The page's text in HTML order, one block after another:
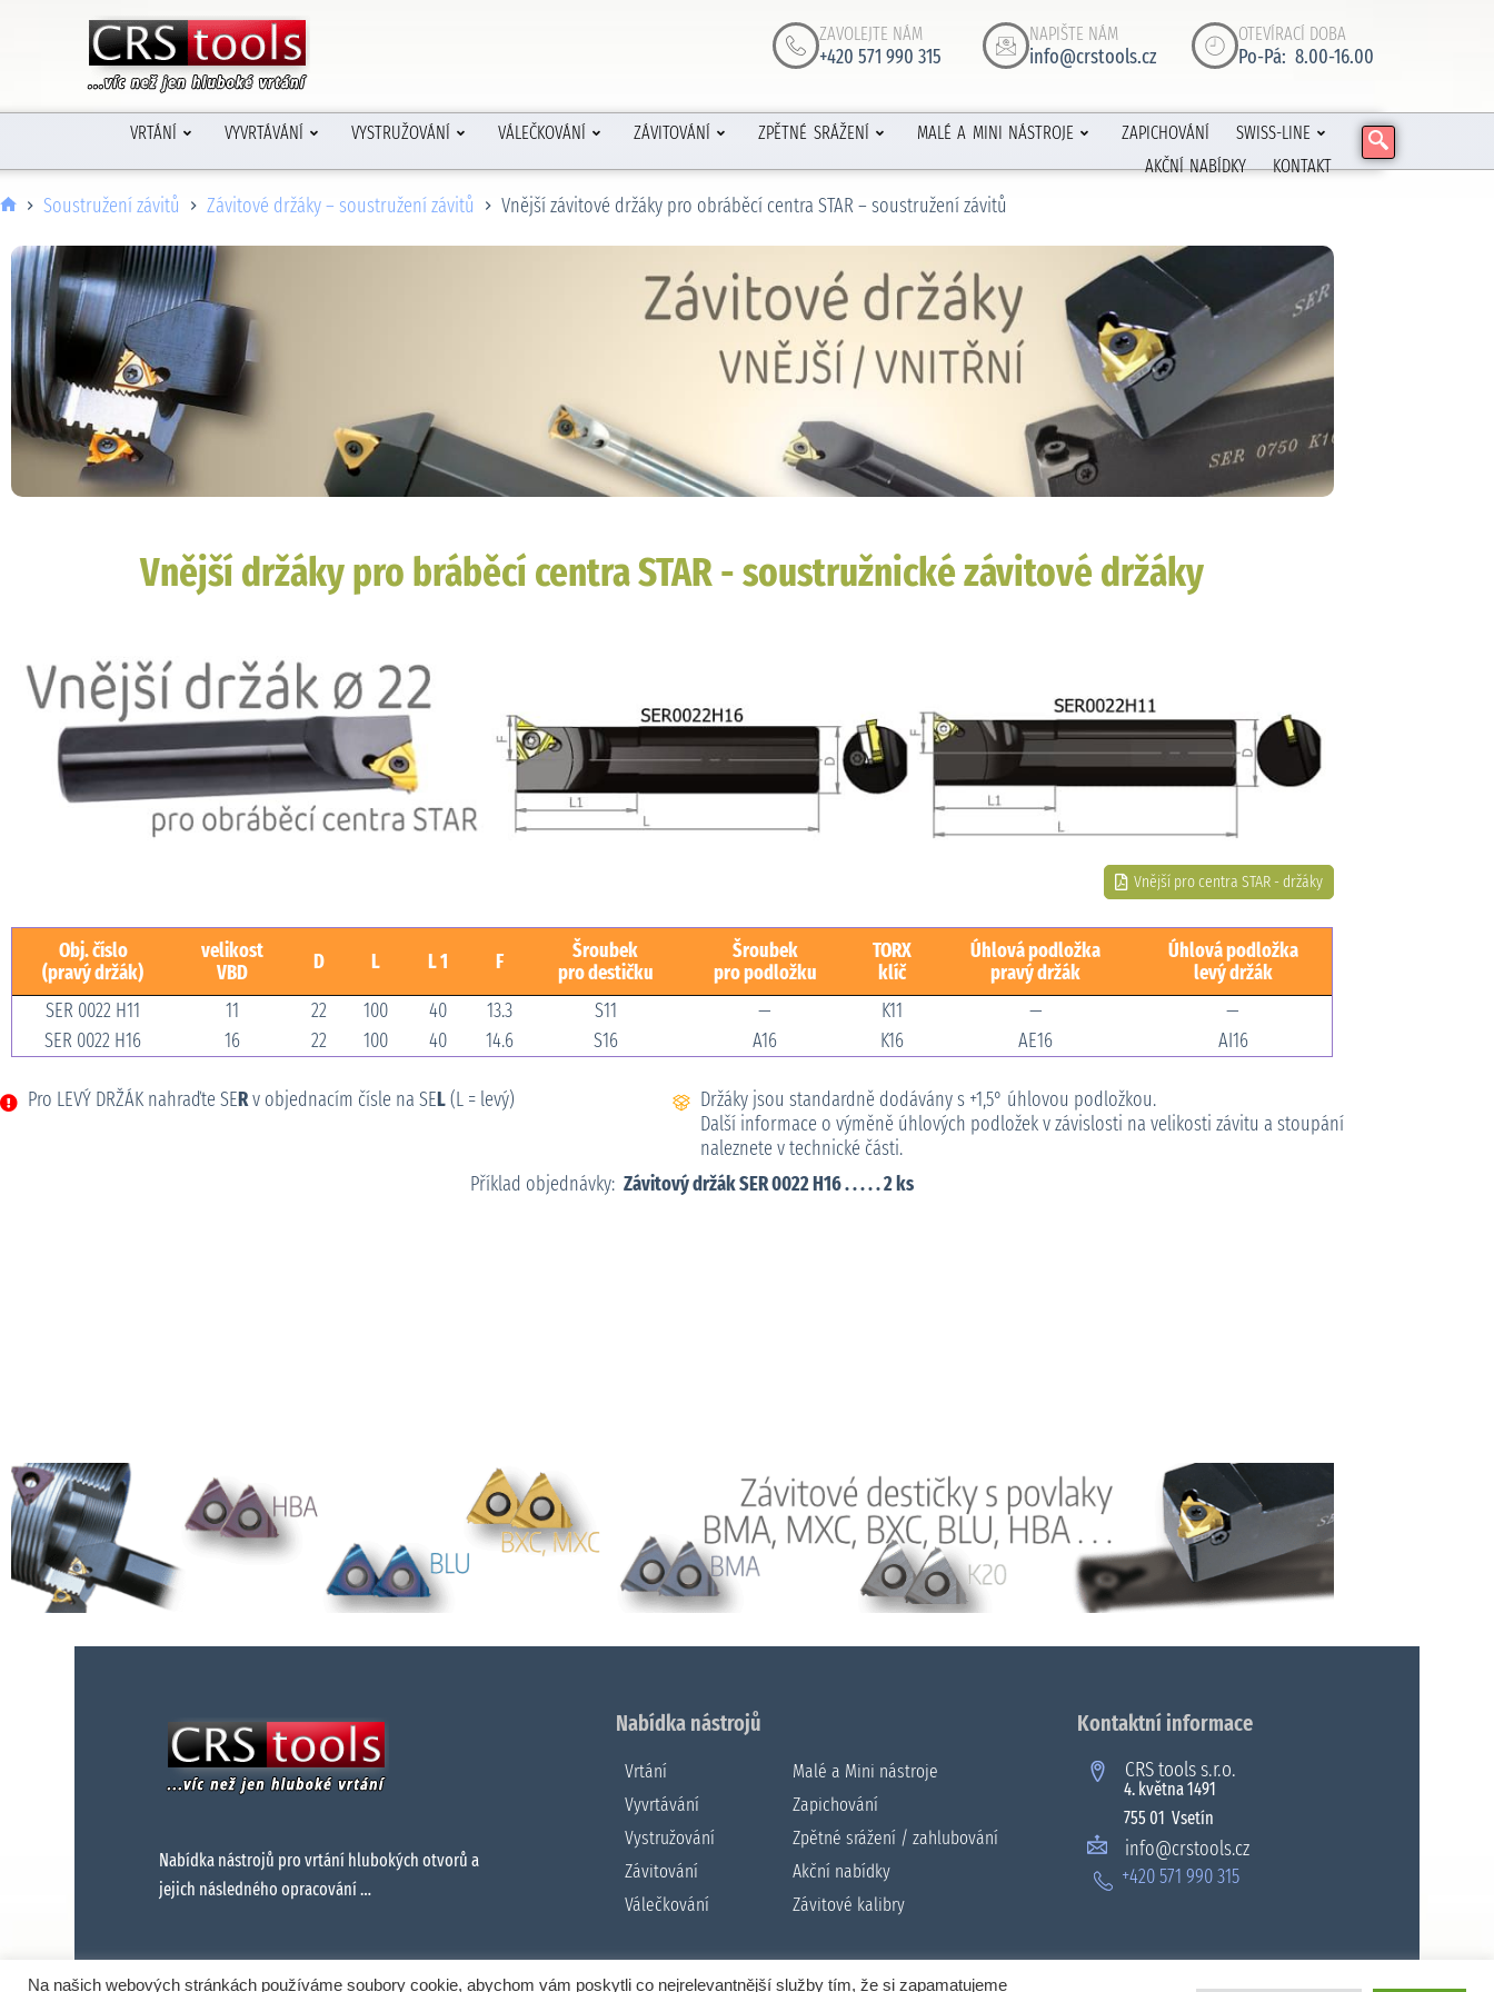
ZAVOLEJTE NÁM
+420 571 990 315
NAPIŠTE NÁM
info@crstools.cz
OTEVÍRACÍ DOBA
Po-Pá: 8.00-16.00
VRTÁNÍ VYVRTÁVÁNÍ VYSTRUŽOVÁNÍ VÁLEČKOVÁNÍ ZÁVITOVÁNÍ ZPĚTNÉ SRÁŽENÍ MALÉ A MINI NÁSTROJE ZAPICHOVÁNÍ
SWISS-LINE
AKČNÍ NABÍDKY
KONTAKT
Soustružení závitů Závitové držáky – soustružení závitů Vnější závitové držáky pro obráběcí centra STAR – soustružení závitů
Vnější držáky pro bráběcí centra STAR - soustružnické závitové držáky
Vnější pro centra STAR - držáky
Obj. číslo
(pravý držák)
velikost
VBD
D L L 1 F
Šroubek
pro destičku
Šroubek
pro podložku
TORX
klíč
Úhlová podložka
pravý držák
Úhlová podložka
levý držák
SER 0022 H11
11 22 100 40 13.3 S11 — K11 —
—
SER 0022 H16
16 22 100 40 14.6 S16 A16 K16 AE16 AI16
Pro LEVÝ DRŽÁK nahraďte SERv objednacím čísle na SEL(L = levý)
Držáky jsou standardně dodávány s +1,5° úhlovou podložkou.
Další informace o výměně úhlových podložek v závislosti na velikosti závitu a stoupání
naleznete v technické části.
Příklad objednávky: Závitový držák SER 0022 H16 . . . . . 2 ks
Nabídka nástrojů pro vrtání hlubokých otvorů a
jejich následného opracování …
Nabídka nástrojů
Vrtání
Vyvrtávání
Vystružování
Závitování
Válečkování
Malé a Mini nástroje
Zapichování
Zpětné srážení / zahlubování
Akční nabídky
Závitové kalibry
Kontaktní informace
CRS tools s.r.o.
4. května 1491
755 01 Vsetín
info@crstools.cz
+420 571 990 315
Na našich webových stránkách používáme soubory cookie, abychom vám poskytli co nejrelevantnější služby tím, že si zapamatujeme